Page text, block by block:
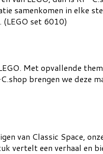
samenkomen in elke
set 6010)
Met opvallende
brengen we deze
van Classic Space,
vertelt een verhaal en